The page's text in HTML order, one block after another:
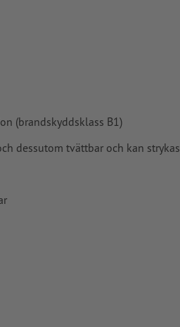
(brandskyddsklass B1)
dessutom tvättbar och kan strykas